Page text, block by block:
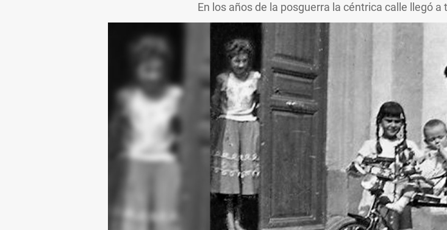
En los años de la posguerra la céntrica calle llegó